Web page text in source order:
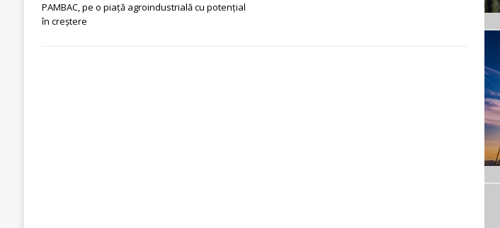
PAMBAC, pe o piață agroindustrială cu potențial
în creștere